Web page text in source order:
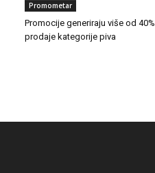
Promometar
Promocije generiraju više od 40%
prodaje kategorije piva